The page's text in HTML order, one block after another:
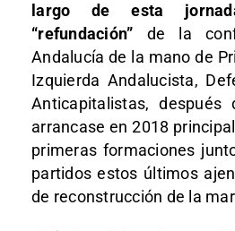
largo de esta
“refundación” de la
Andalucía de la mano de
Izquierda Andalucista,
Anticapitalistas,
arrancase en 2018
primeras formaciones
partidos estos últimos
de reconstrucción de la